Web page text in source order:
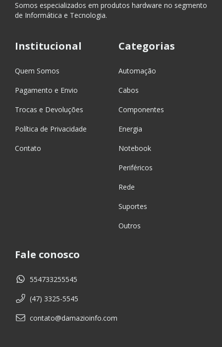
Somos especializados em produtos hardware no segmento
de Informática e Tecnologia.
Institucional
Quem Somos
Pagamento e Envio
Trocas e Devoluções
Política de Privacidade
Contato
Categorias
Automação
Cabos
Componentes
Energia
Notebook
Periféricos
Rede
Suportes
Outros
Fale conosco
554733255545
(47) 3325-5545
contato@damazioinfo.com